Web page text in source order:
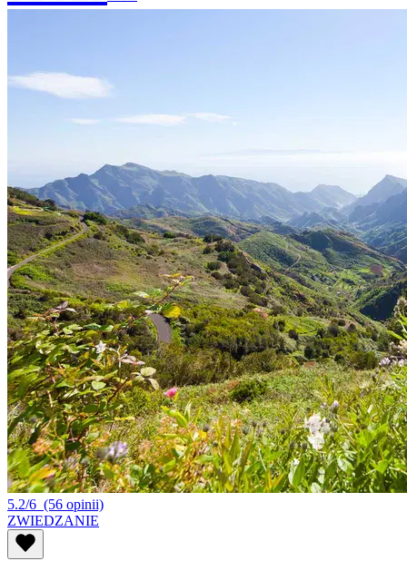
5.2/6 (56 opinii)
ZWIEDZANIE